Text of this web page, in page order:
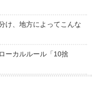
け、地方によってこんな
ーカルルール「10捨